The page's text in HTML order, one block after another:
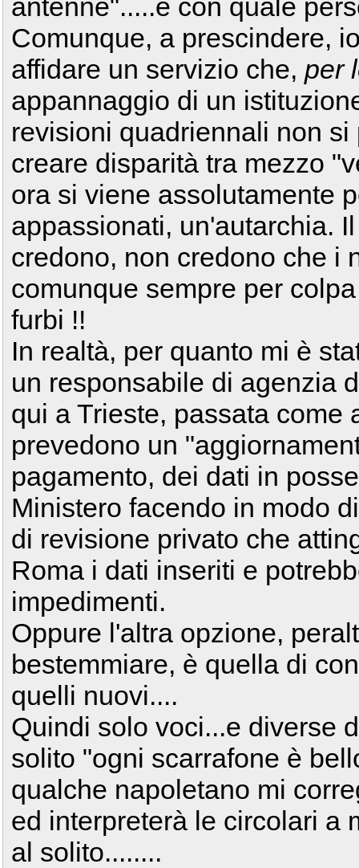
antenne".....e con quale
Comunque, a prescindere,
affidare un servizio che, per
appannaggio di un
revisioni quadriennali non
creare disparità tra mezzo
ora si viene assolutamente
appassionati, un'autarchia.
credono, non credono che i
comunque sempre per
furbi !!
In realtà, per quanto mi è
un responsabile di agenzia
qui a Trieste, passata come
prevedono un
pagamento, dei dati in
Ministero facendo in modo
di revisione privato che
Roma i dati inseriti e
impedimenti.
Oppure l'altra opzione,
bestemmiare, è quella di
quelli nuovi....
Quindi solo voci...e diverse
solito "ogni scarrafone è
qualche napoletano mi
ed interpreterà le circolari a
al solito........